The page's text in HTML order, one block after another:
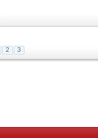
2 3